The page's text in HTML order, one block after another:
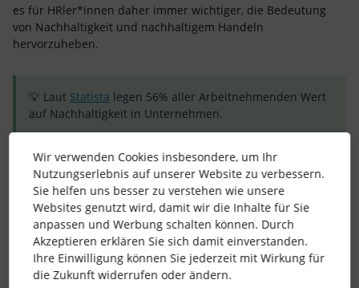
es für HRler*innen daher immer wichtiger, die Bedeutung
von Nachhaltigkeit und nachhaltigem Handeln
hervorzuheben.
💡 Laut Statista legen 56% aller Arbeitnehmenden Wert
auf Nachhaltigkeit in Unternehmen.
☝️ Der entscheidende Anreiz der Talente liegt hierbei darin,
aktiv an einerpositiven Veränderungen mitzuwirkenund
einenBeitrag zum Umweltschutzzu leisten.
Mit einem Blick auf die Umsetzung ist hier vor allem
Standhaftigkeit wichtig: Nachhaltigkeit sollte im
Unternehmen und der Unternehmensstrategie verankert
sein, denn nur dann kann es authentisch kommuniziert
Wir verwenden Cookies insbesondere, um Ihr
Nutzungserlebnis auf unserer Website zu verbessern.
Sie helfen uns besser zu verstehen wie unsere
Websites genutzt wird, damit wir die Inhalte für Sie
anpassen und Werbung schalten können. Durch
Akzeptieren erklären Sie sich damit einverstanden.
Ihre Einwilligung können Sie jederzeit mit Wirkung für
die Zukunft widerrufen oder ändern.